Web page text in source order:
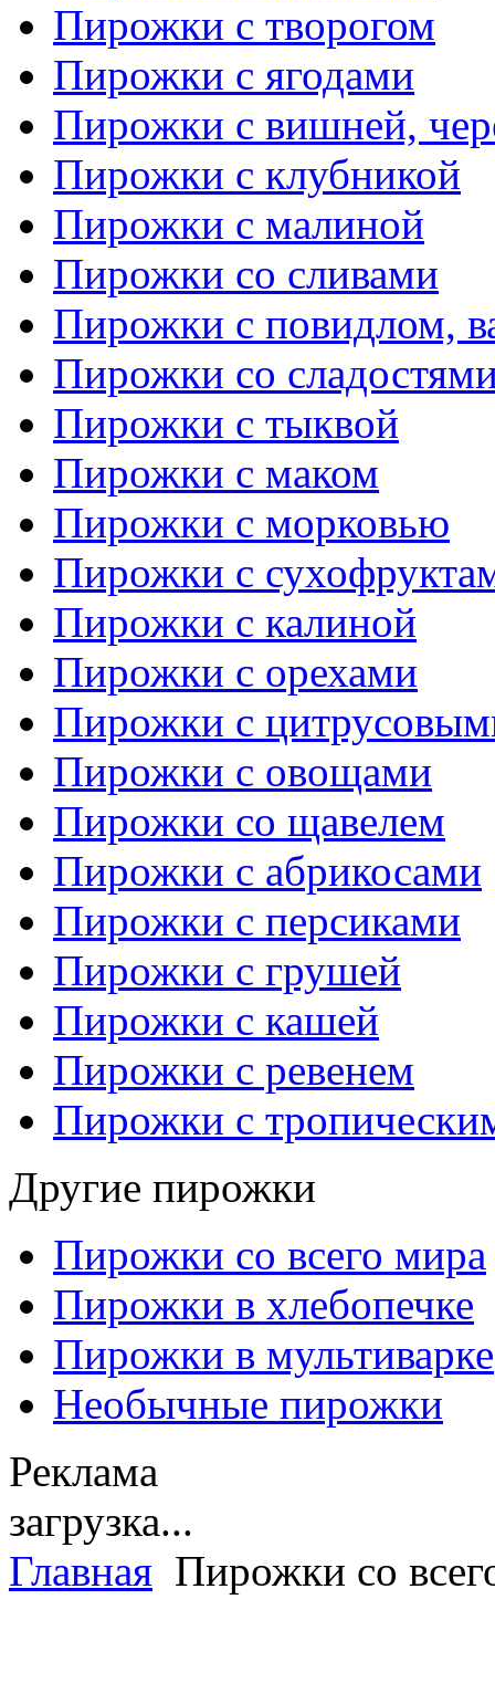
Пирожки с творогом
Пирожки с ягодами
Пирожки с вишней,
Пирожки с клубникой
Пирожки с малиной
Пирожки со сливами
Пирожки с повидлом,
Пирожки со
Пирожки с тыквой
Пирожки с маком
Пирожки с морковью
Пирожки с
Пирожки с калиной
Пирожки с орехами
Пирожки с
Пирожки с овощами
Пирожки со щавелем
Пирожки с абрикосами
Пирожки с персиками
Пирожки с грушей
Пирожки с кашей
Пирожки с ревенем
Пирожки с
Другие пирожки
Пирожки со всего мира
Пирожки в хлебопечке
Пирожки в мультиварке
Необычные пирожки
Реклама
загрузка...
Главная Пирожки со